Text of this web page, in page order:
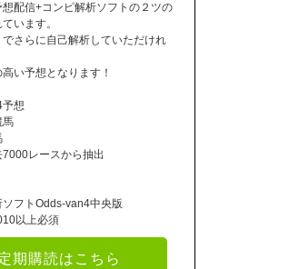
配信+コンピ解析ソフトの２ツの
います。
さらに自己解析していただけれ
い予想となります！
予想
馬
7000レースから抽出
ソフトOdds-van4中央版
以上必須
期購読はこちら